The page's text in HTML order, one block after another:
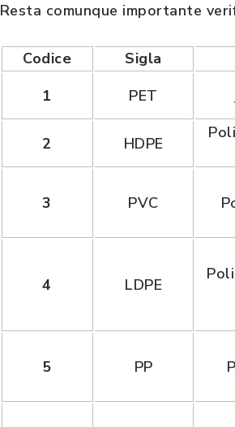
Resta comunque importante
Codice Sigla
1
PET
2
HDPE
3 PVC
4 LDPE
5 PP